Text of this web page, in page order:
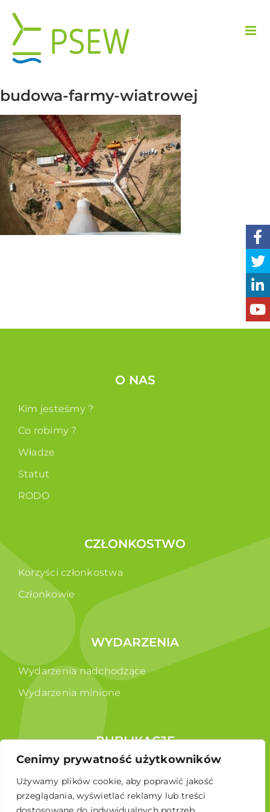
Cenimy prywatność użytkowników
Używamy plików cookie, aby poprawić jakość
przeglądania, wyświetlać reklamy lub treści
zawartości
budowa-farmy-wiatrowej
O NAS
Kim jesteśmy ?
Co robimy ?
Władze
Statut
RODO
CZŁONKOSTWO
Korzyści członkostwa
Członkowie
WYDARZENIA
Wydarzenia nadchodzące
Wydarzenia minione
PUBLIKACJE
Raporty
Broszura edukacyjna